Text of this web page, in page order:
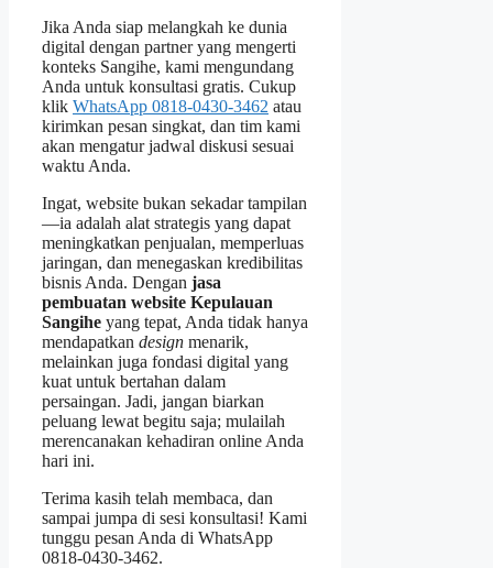
Jika Anda siap melangkah ke dunia
digital dengan partner yang mengerti
konteks Sangihe, kami mengundang
Anda untuk konsultasi gratis. Cukup
klik WhatsApp 0818‑0430‑3462 atau
kirimkan pesan singkat, dan tim kami
akan mengatur jadwal diskusi sesuai
waktu Anda.
Ingat, website bukan sekadar tampilan
—ia adalah alat strategis yang dapat
meningkatkan penjualan, memperluas
jaringan, dan menegaskan kredibilitas
bisnis Anda. Dengan jasa
pembuatan website Kepulauan
Sangihe yang tepat, Anda tidak hanya
mendapatkan design menarik,
melainkan juga fondasi digital yang
kuat untuk bertahan dalam
persaingan. Jadi, jangan biarkan
peluang lewat begitu saja; mulailah
merencanakan kehadiran online Anda
hari ini.
Terima kasih telah membaca, dan
sampai jumpa di sesi konsultasi! Kami
tunggu pesan Anda di WhatsApp
0818‑0430‑3462.